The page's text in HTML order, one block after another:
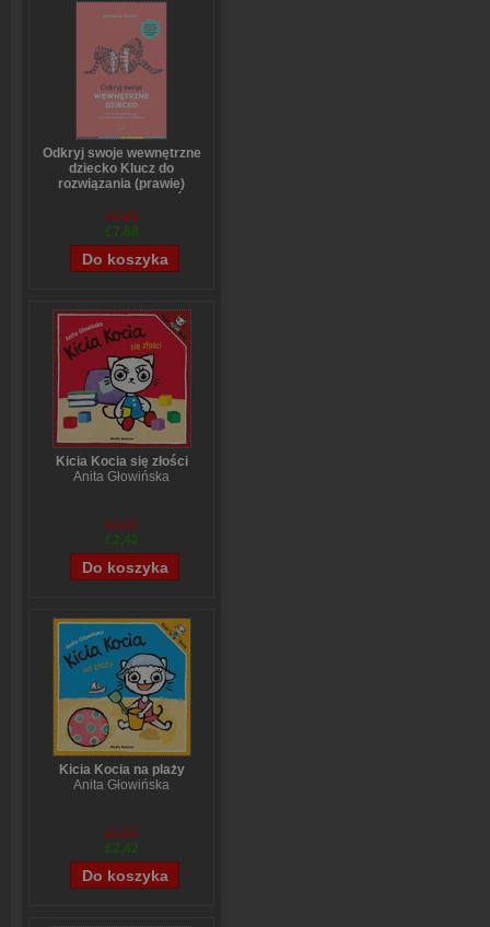
Odkryj swoje wewnętrzne
dziecko Klucz do
rozwiązania (prawie)
Stefanie Stahl
£9,80
£7,88
Kicia Kocia się złości
Anita Głowińska
£2,97
£2,42
Kicia Kocia na plaży
Anita Głowińska
£2,97
£2,42